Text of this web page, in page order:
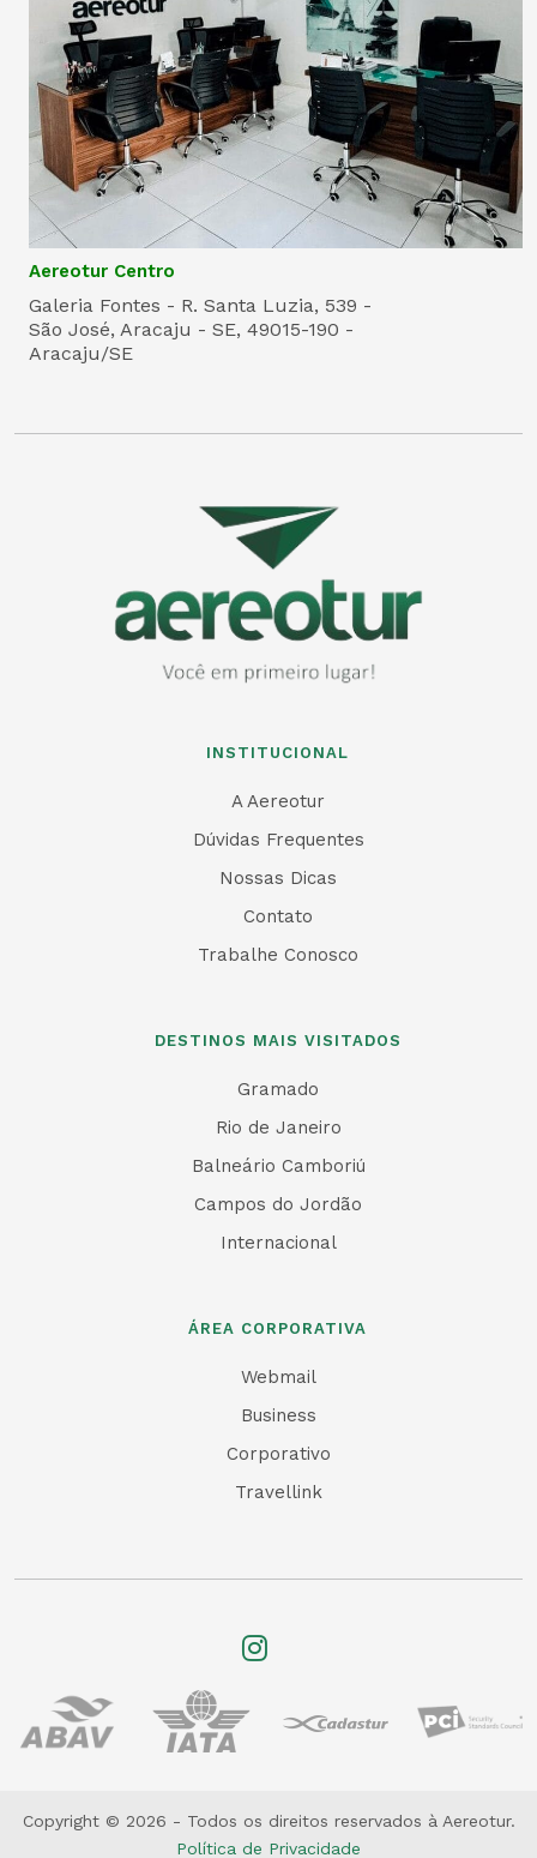
Aereotur Centro
Galeria Fontes - R. Santa Luzia, 539 -
São José, Aracaju - SE, 49015-190 -
Aracaju/SE
INSTITUCIONAL
A Aereotur
Dúvidas Frequentes
Nossas Dicas
Contato
Trabalhe Conosco
DESTINOS MAIS VISITADOS
Gramado
Rio de Janeiro
Balneário Camboriú
Campos do Jordão
Internacional
ÁREA CORPORATIVA
Webmail
Business
Corporativo
Travellink
Copyright © 2026 - Todos os direitos reservados à Aereotur.
Política de Privacidade